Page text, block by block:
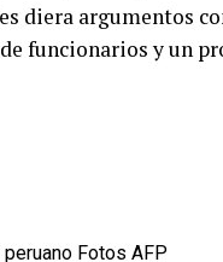
diera argumentos
funcionarios y un